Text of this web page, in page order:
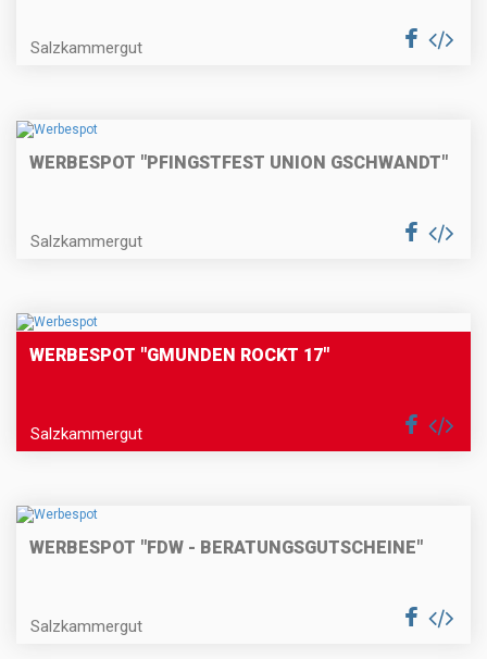
Salzkammergut
WERBESPOT "PFINGSTFEST UNION GSCHWANDT"
Salzkammergut
WERBESPOT "GMUNDEN ROCKT 17"
Salzkammergut
WERBESPOT "FDW - BERATUNGSGUTSCHEINE"
Salzkammergut